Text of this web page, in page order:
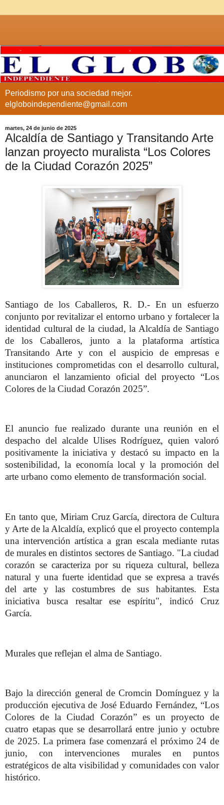
Periodismo por una sociedad mejor.
elgloboindependiente@gmail.com
martes, 24 de junio de 2025
Alcaldía de Santiago y Transitando Arte
lanzan proyecto muralista “Los Colores
de la Ciudad Corazón 2025”
Santiago de los Caballeros, R. D.- En un esfuerzo
conjunto por revitalizar el entorno urbano y fortalecer la
identidad cultural de la ciudad, la Alcaldía de Santiago
de los Caballeros, junto a la plataforma artística
Transitando Arte y con el auspicio de empresas e
instituciones comprometidas con el desarrollo cultural,
anunciaron el lanzamiento oficial del proyecto “Los
Colores de la Ciudad Corazón 2025”.
El anuncio fue realizado durante una reunión en el
despacho del alcalde Ulises Rodríguez, quien valoró
positivamente la iniciativa y destacó su impacto en la
sostenibilidad, la economía local y la promoción del
arte urbano como elemento de transformación social.
En tanto que, Miriam Cruz García, directora de Cultura
y Arte de la Alcaldía, explicó que el proyecto contempla
una intervención artística a gran escala mediante rutas
de murales en distintos sectores de Santiago. "La ciudad
corazón se caracteriza por su riqueza cultural, belleza
natural y una fuerte identidad que se expresa a través
del arte y las costumbres de sus habitantes. Esta
iniciativa busca resaltar ese espíritu", indicó Cruz
García.
Murales que reflejan el alma de Santiago.
Bajo la dirección general de Cromcin Domínguez y la
producción ejecutiva de José Eduardo Fernández, “Los
Colores de la Ciudad Corazón” es un proyecto de
cuatro etapas que se desarrollará entre junio y octubre
de 2025. La primera fase comenzará el próximo 24 de
junio, con intervenciones murales en puntos
estratégicos de alta visibilidad y comunidades con valor
histórico.